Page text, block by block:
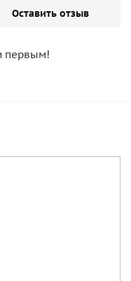
Оставить отзыв
первым!